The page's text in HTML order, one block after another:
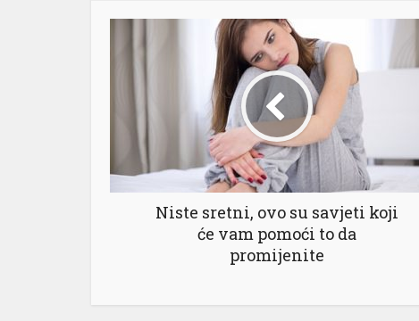
Niste sretni, ovo su savjeti koji
će vam pomoći to da
promijenite